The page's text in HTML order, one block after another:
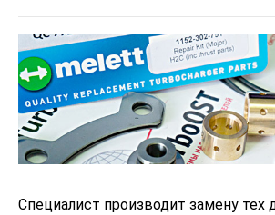
Специалист производит замену тех